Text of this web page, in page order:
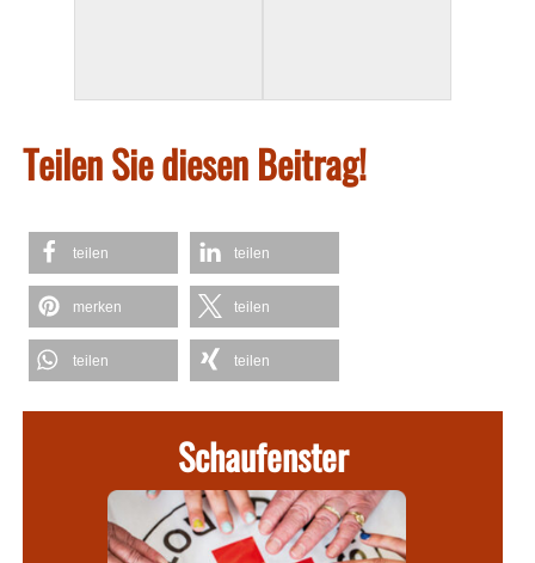
Teilen Sie diesen Beitrag!
teilen teilen
merken teilen
teilen teilen
Schaufenster